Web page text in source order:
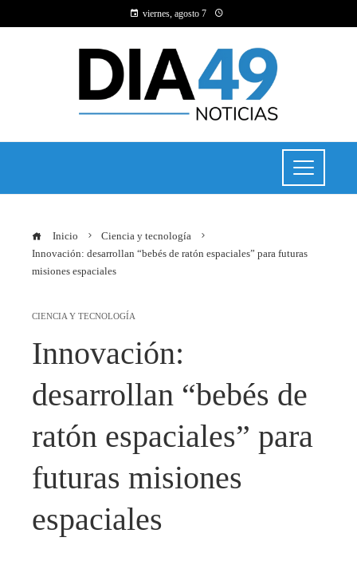
viernes, agosto 7
Inicio
Ciencia y tecnología
Innovación: desarrollan “bebés de ratón espaciales” para futuras
misiones espaciales
CIENCIA Y TECNOLOGÍA
Innovación:
desarrollan “bebés de
ratón espaciales” para
futuras misiones
espaciales